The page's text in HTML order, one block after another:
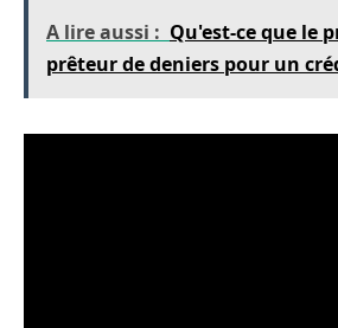
A lire aussi : Qu'est-ce que le
prêteur de deniers pour un